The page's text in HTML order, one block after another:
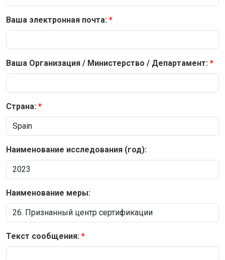
Ваша электронная почта:
Ваша Организация / Министерство / Департамент:
Страна:
Наименование исследования (год):
Наименование меры:
Текст сообщения: